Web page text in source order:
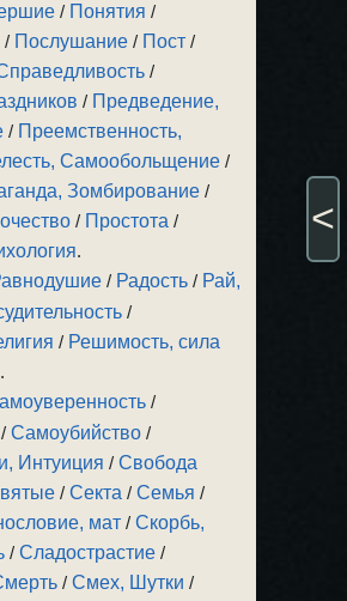
/ Понятия /
/ Послушание / Пост /
/
/ Предведение,
/ Преемственность,
Самообольщение /
Зомбирование /
/ Простота /
.
/ Радость / Рай,
/
/ Решимость, сила
.
/
/Самоубийство /
Интуиция /Свобода
/Секта /Семья /
мат /Скорбь,
/Сладострастие /
/Смех, Шутки /
<